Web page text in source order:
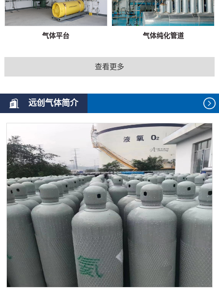
气体平台 气体纯化管道
查看更多
远创气体简介